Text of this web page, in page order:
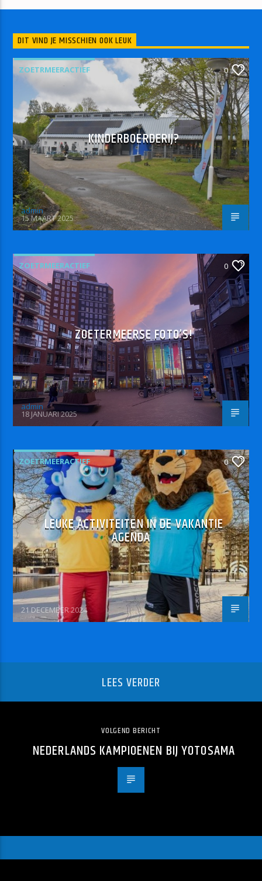
DIT VIND JE MISSCHIEN OOK LEUK
ZOETRMEERACTIEF 0
KINDERBOERDERIJ?
admin
15 MAART 2025
ZOETRMEERACTIEF 0
ZOETERMEERSE FOTO’S!
admin
18 JANUARI 2025
ZOETRMEERACTIEF 0
LEUKE ACTIVITEITEN IN DE VAKANTIE
AGENDA
21 DECEMBER 2024
LEES VERDER
VOLGEND BERICHT
NEDERLANDS KAMPIOENEN BIJ YOTOSAMA